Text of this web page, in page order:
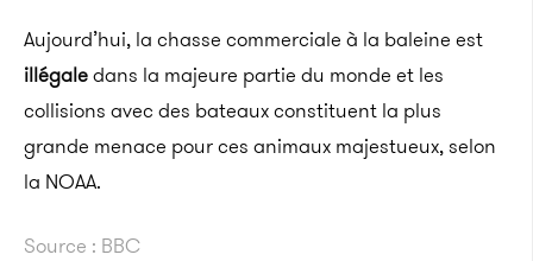
Aujourd’hui, la chasse commerciale à la baleine est
illégaledans la majeure partie du monde et les
collisions avec des bateaux constituent la plus
grande menace pour ces animaux majestueux, selon
la NOAA.
Source : BBC